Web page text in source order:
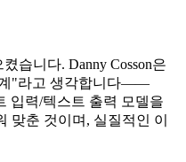
습니다. Danny Cosson은
계"라고 생각합니다——
입력/텍스트 출력 모델을
맞춘 것이며, 실질적인 이